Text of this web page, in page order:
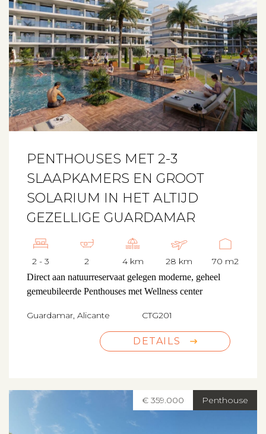
PENTHOUSES MET 2-3
SLAAPKAMERS EN GROOT
SOLARIUM IN HET ALTIJD
GEZELLIGE GUARDAMAR
2 - 3 2 4 km 28 km 70 m2
Direct aan natuurreservaat gelegen moderne, geheel
gemeubileerde Penthouses met Wellness center
Guardamar, Alicante CTG201
DETAILS
Penthouse
€ 359.000